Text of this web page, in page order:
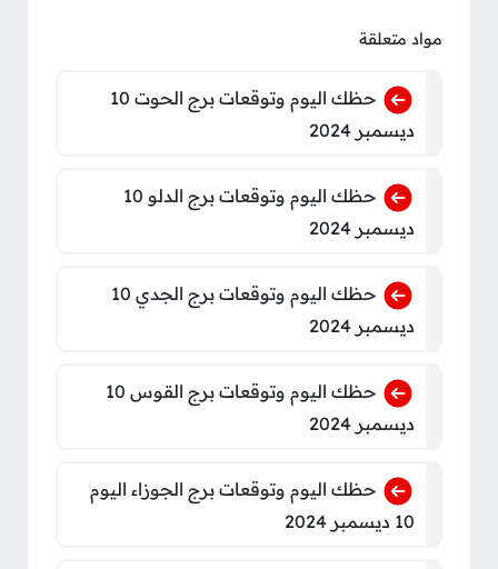
مواد متعلقة
حظك اليوم وتوقعات برج الحوت 10
ديسمبر 2024
حظك اليوم وتوقعات برج الدلو 10
ديسمبر 2024
حظك اليوم وتوقعات برج الجدي 10
ديسمبر 2024
حظك اليوم وتوقعات برج القوس 10
ديسمبر 2024
حظك اليوم وتوقعات برج الجوزاء اليوم
10 ديسمبر 2024